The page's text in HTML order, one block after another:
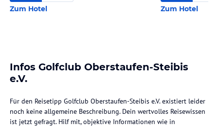
Zum Hotel Zum Hotel
Infos Golfclub Oberstaufen-Steibis
e.V.
Für den Reisetipp Golfclub Oberstaufen-Steibis e.V. existiert leider
noch keine allgemeine Beschreibung. Dein wertvolles Reisewissen
ist jetzt gefragt. Hilf mit, objektive Informationen wie in